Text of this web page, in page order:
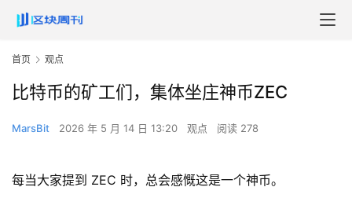
首页 观点
比特币的矿工们，集体坐庄神币ZEC
MarsBit 2026 年 5 月 14 日 13:20 观点 阅读 278
每当大家提到 ZEC 时，总会感慨这是一个神币。